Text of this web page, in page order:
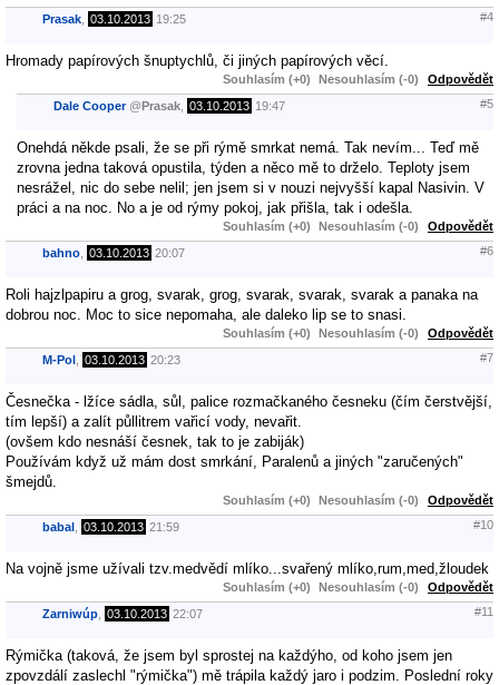
Prasak 03.10.2013 19:25 #4
Hromady papírových šnuptychlů, či jiných papírových věcí.
Souhlasím (+0) Nesouhlasím (-0) Odpovědět
Dale Cooper @Prasak 03.10.2013 19:47 #5
Onehdá někde psali, že se při rýmě smrkat nemá. Tak nevím... Teď mě
zrovna jedna taková opustila, týden a něco mě to drželo. Teploty jsem
nesrážel, nic do sebe nelil; jen jsem si v nouzi nejvyšší kapal Nasivin. V
práci a na noc. No a je od rýmy pokoj, jak přišla, tak i odešla.
Souhlasím (+0) Nesouhlasím (-0) Odpovědět
bahno 03.10.2013 20:07 #6
Roli hajzlpapiru a grog, svarak, grog, svarak, svarak, svarak a panaka na
dobrou noc. Moc to sice nepomaha, ale daleko lip se to snasi.
Souhlasím (+0) Nesouhlasím (-0) Odpovědět
M-Pol 03.10.2013 20:23 #7
Česnečka - lžíce sádla, sůl, palice rozmačkaného česneku (čím čerstvější,
tím lepší) a zalít půllitrem vařicí vody, nevařit.
(ovšem kdo nesnáší česnek, tak to je zabiják)
Používám když už mám dost smrkání, Paralenů a jiných "zaručených"
šmejdů.
Souhlasím (+0) Nesouhlasím (-0) Odpovědět
babal 03.10.2013 21:59 #10
Na vojně jsme užívali tzv.medvědí mlíko...svařený mlíko,rum,med,žloudek
Souhlasím (+0) Nesouhlasím (-0) Odpovědět
Zarniwúp 03.10.2013 22:07 #11
Rýmička (taková, že jsem byl sprostej na každýho, od koho jsem jen
zpovzdálí zaslechl "rýmička") mě trápila každý jaro i podzim. Poslední roky